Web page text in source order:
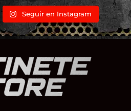
Seguir en Instagram